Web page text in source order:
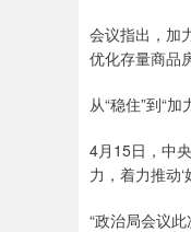
会议指出，加
优化存量商品
从“稳住”到“
4月15日，中
力，着力推动
“政治局会议